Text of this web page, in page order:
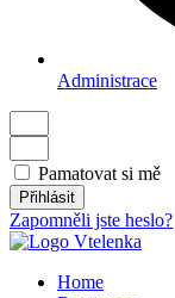
Administrace
Pamatovat si mě
Přihlásit
Zapomněli jste heslo?
Home